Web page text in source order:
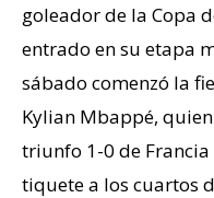
goleador de la Copa
entrado en su etapa
sábado comenzó la
Kylian Mbappé,
triunfo 1-0 de
tiquete a los cuartos